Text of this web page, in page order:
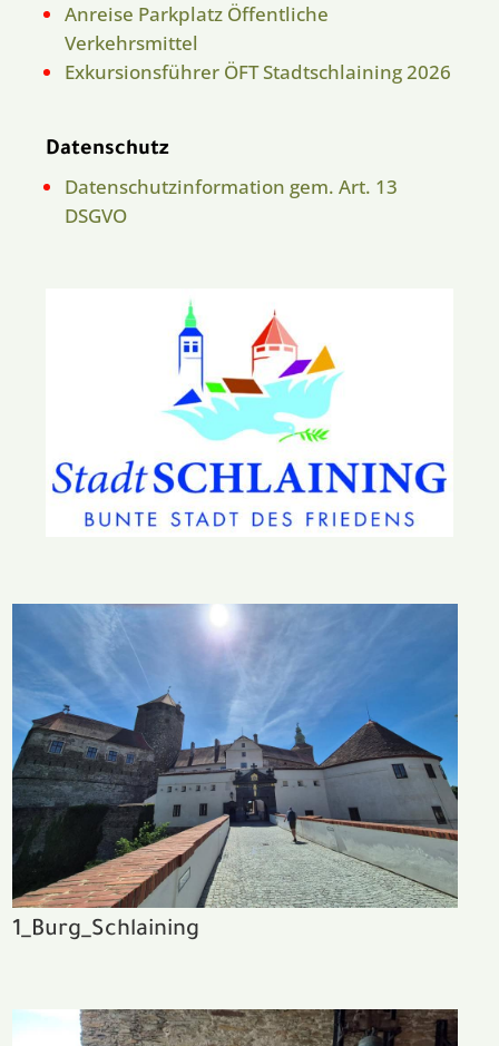
Anreise Parkplatz Öffentliche
Verkehrsmittel
Exkursionsführer ÖFT Stadtschlaining 2026
Datenschutz
Datenschutzinformation gem. Art. 13
DSGVO
1_Burg_Schlaining